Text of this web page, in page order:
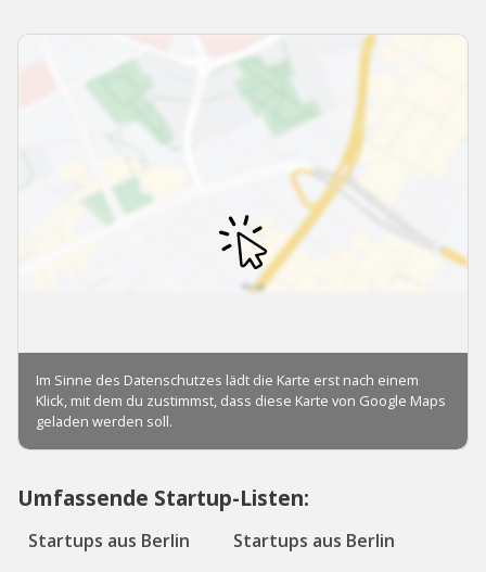
Umfassende Startup-Listen:
Startups aus Berlin
Startups aus Berlin